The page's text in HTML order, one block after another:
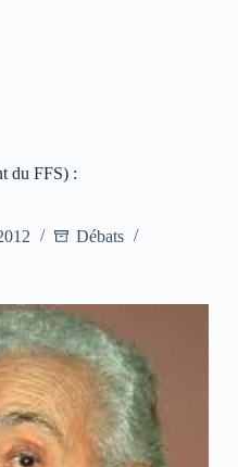
du FFS) :
Débats